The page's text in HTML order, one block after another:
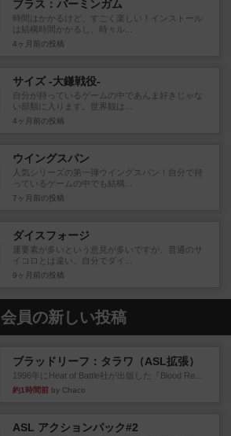
ブラス：バーミンガム
時間はかかるけど、すごく楽しい！インストール
は結構時間かかるし、時々ル...
4ヶ月前 の投稿
サイズ -大鎌戦役-
自分が持っているゲームの中であんま好きじゃな
い部類に入ります。世界観は...
4ヶ月前 の投稿
ウイングスパン
人気シリーズの第一弾ウイングスパン！自分で持
っているゲームの中でも結構...
7ヶ月前 の投稿
ダイスフォージ
運要素が多いという意見が多いですが、普通のサ
イコロとは違い、自分でダイ...
9ヶ月前 の投稿
会員の新しい投稿
ブラッドリーフ：タラワ（ASL拡張）
1996年にHeat of Battle社が出版した『Blood Re...
約1時間前 by Chaco
ASL アクションパック#2